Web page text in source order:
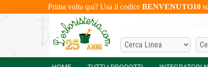
Prima volta qui? Usa il codice BENVENUTO10